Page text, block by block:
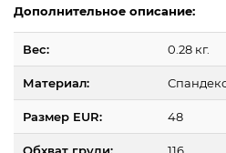
Дополнительное описание:
Вес: 0.28 кг.
Материал:
Размер EUR: 48
Обхват груди: 116